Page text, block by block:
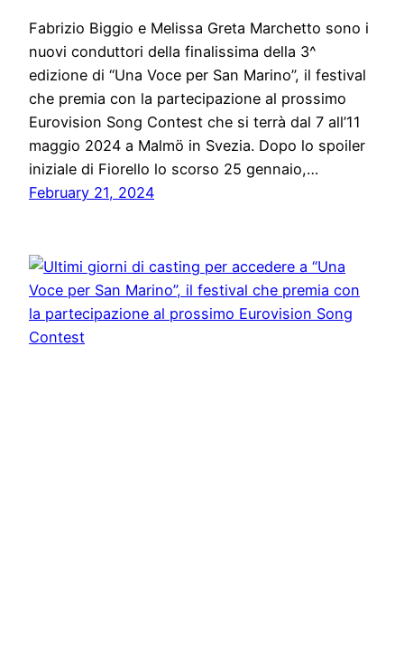
Fabrizio Biggio e Melissa Greta Marchetto sono i
nuovi conduttori della finalissima della 3^
edizione di “Una Voce per San Marino”, il festival
che premia con la partecipazione al prossimo
Eurovision Song Contest che si terrà dal 7 all’11
maggio 2024 a Malmö in Svezia. Dopo lo spoiler
iniziale di Fiorello lo scorso 25 gennaio,…
February 21, 2024